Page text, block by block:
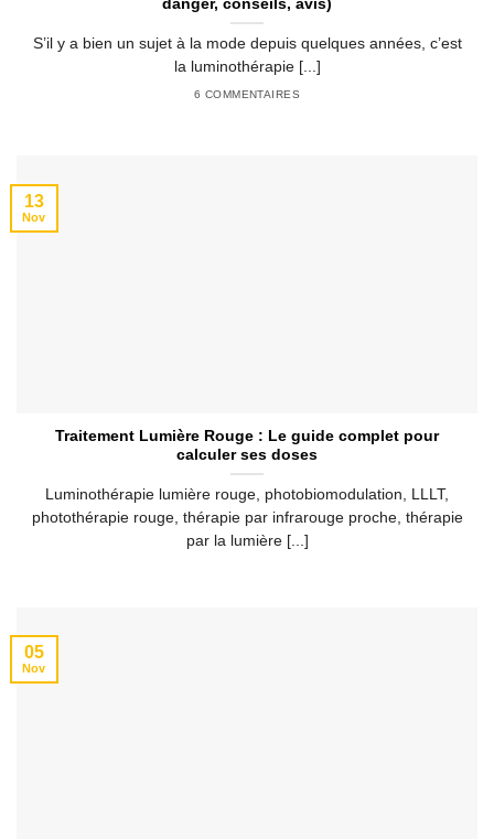
danger, conseils, avis)
S’il y a bien un sujet à la mode depuis quelques années, c’est
la luminothérapie [...]
6 COMMENTAIRES
Traitement Lumière Rouge : Le guide complet pour
calculer ses doses
Luminothérapie lumière rouge, photobiomodulation, LLLT,
photothérapie rouge, thérapie par infrarouge proche, thérapie
par la lumière [...]
13
Nov
05
Nov